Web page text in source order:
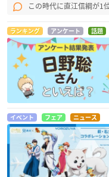
この時代に直江信綱が1
ランキング アンケート 話題
イベント フェア ニュース